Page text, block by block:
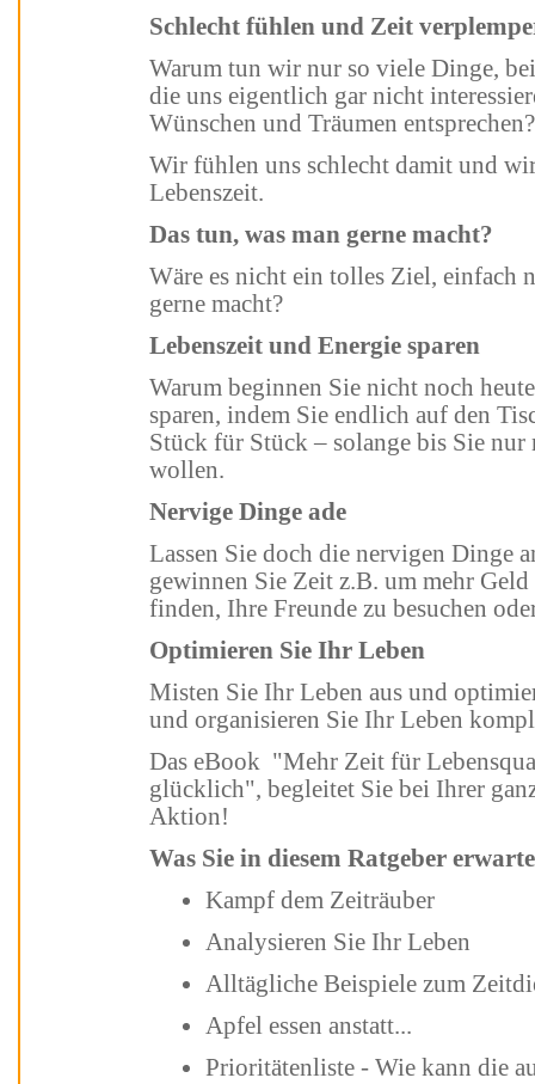
Schlecht fühlen und Zeit
Warum tun wir nur so viele Dinge, bei denen wir uns unwohl fühlen? Dinge,
die uns eigentlich gar nicht interessieren und
Wünschen und Träumen
Wir fühlen uns schlecht damit und wir verplempern sehr wertvolle
Lebenszeit.
Das tun, was man gerne macht?
Wäre es nicht ein tolles Ziel, einfach nur noch das zu tun, was man wirklich
gerne macht?
Lebenszeit und Energie sparen
Warum beginnen Sie nicht noch heute damit, Lebenszeit und Energie zu
sparen, indem Sie endlich auf den Tisch
Stück für Stück – solange bis Sie nur noch das machen,
wollen.
Nervige Dinge ade
Lassen Sie doch die nervigen Dinge andere Leute machen. Dadurch
gewinnen Sie Zeit z.B. um mehr Geld zu verdienen, eine neue Liebe zu
finden, Ihre Freunde zu besuchen
Optimieren Sie Ihr Leben
Misten Sie Ihr Leben aus und optimieren Sie es. Drücken Sie die Reset-Taste
und organisieren Sie Ihr Leben
Das eBook "Mehr Zeit für Lebensqualität - Ordne Dein Leben und werde
glücklich", begleitet Sie bei Ihrer ganz persönlichen Lebens-Entrümplungs-
Aktion!
Was Sie in diesem Ratgeber
Kampf dem Zeiträuber
Analysieren Sie Ihr Leben
Alltägliche Beispiele zum
Apfel essen anstatt...
Prioritätenliste - Wie kann